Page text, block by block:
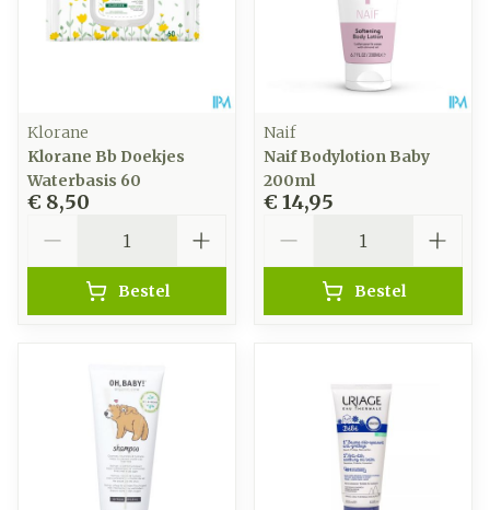
Klorane
Klorane Bb Doekjes
Waterbasis 60
€ 8,50
Bestel
Naif
Naif Bodylotion Baby
200ml
€ 14,95
Bestel